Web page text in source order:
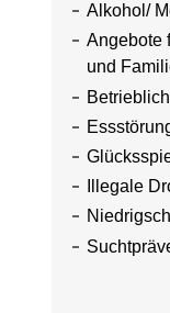
Alkohol/
Angebote
und
Illegale